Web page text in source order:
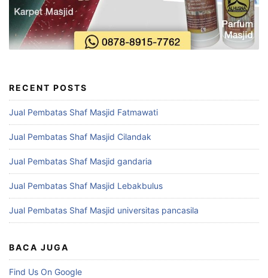
RECENT POSTS
Jual Pembatas Shaf Masjid Fatmawati
Jual Pembatas Shaf Masjid Cilandak
Jual Pembatas Shaf Masjid gandaria
Jual Pembatas Shaf Masjid Lebakbulus
Jual Pembatas Shaf Masjid universitas pancasila
BACA JUGA
Find Us On Google